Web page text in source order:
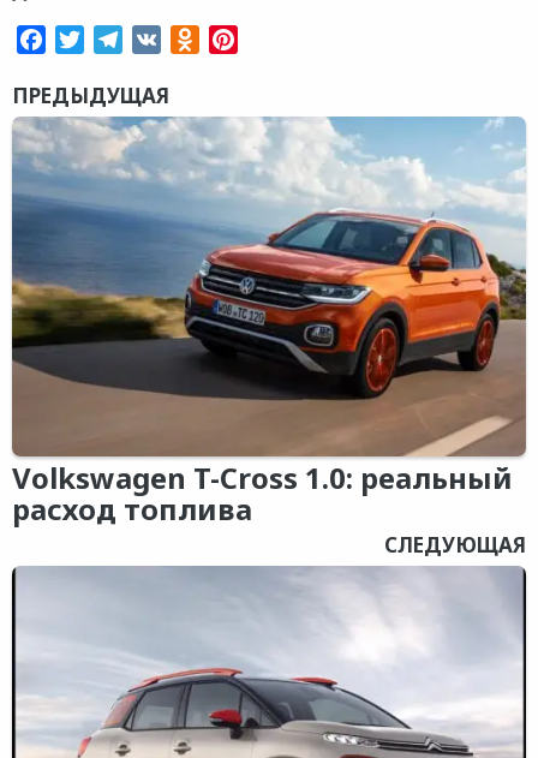
FacebookTwitterTelegram
VK Odnoklassniki
ПРЕДЫДУЩАЯ
Volkswagen T-Cross 1.0: реальный
расход топлива
СЛЕДУЮЩАЯ